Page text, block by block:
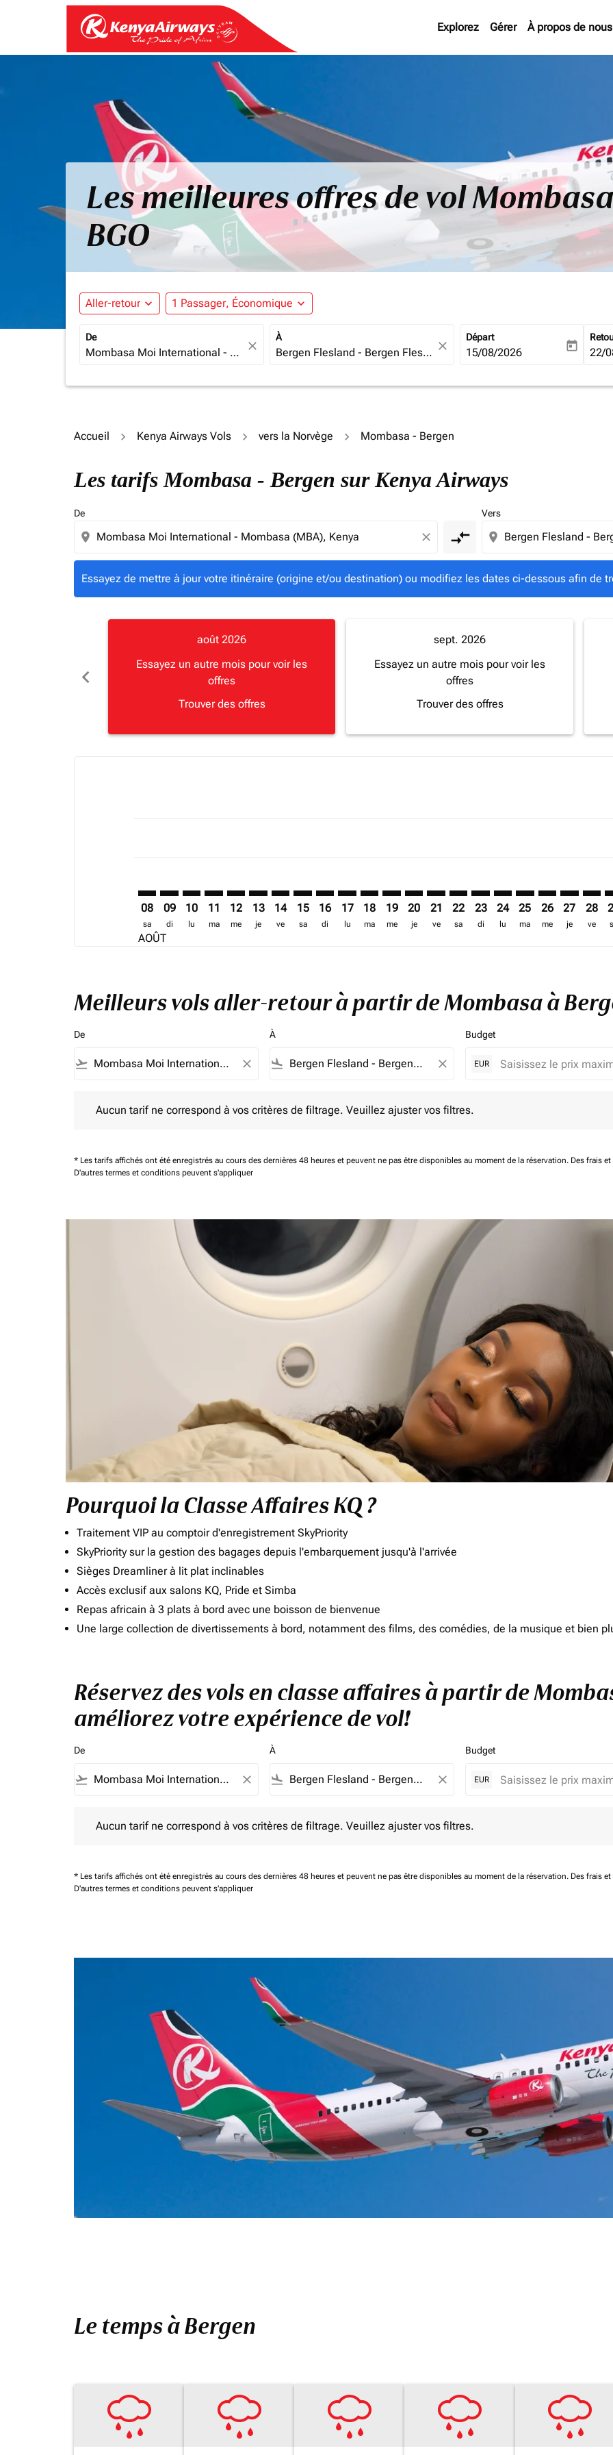
Explorez Gérer À propos de nous
Les meilleures offres de vol
BGO
Aller-retour expand_more 1 Passager, Économique expand_more
De
close
À
close
Départ
fc-booking-departure-date-
15/08/2026 today fc-
22/
Accueil Kenya Airways Vols vers la Norvège Mombasa - Bergen
Les tarifs Mombasa - Bergen sur Kenya Airways
De
location_on close compare_arrows
Vers
location_on
Essayez de mettre à jour votre itinéraire (origine et/ou destination) ou modifiez les dates ci-dessous afin de
Essayez de mettre à jour votre itinéraire (origine et/ou destination) ou modifiez les dates ci-dessous afin
chevron_left
août 2026
Essayez un autre mois pour voir les
offres
Trouver des offres
sept. 2026
Essayez un autre mois pour voir les
offres
Trouver des offres
08
sa
AOÛT
09
di
10
lu
11
ma
12
me
13
je
14
ve
15
sa
16
di
17
lu
18
ma
MBA–BGO: cmp-view-offers-disclaimer.
19
me
MBA–BGO: cmp-view-offers-disclaimer.
20
je
MBA–BGO: cmp-view-offers-
21
ve
MBA–BGO: cmp-view-offers-
22
sa
MBA–BGO: cmp-view-
23
di
MBA–BGO: cmp-
24
lu
MBA–BGO: cmp-
25
ma
MBA–BGO:
26
me
27
je
28
ve
Meilleurs vols aller-retour à partir de Mombasa à
De
flight_takeoff close
À
flight_land close
Budget
EUR
Aucun tarif ne correspond à vos critères de filtrage. Veuillez ajuster vos filtres.
* Les tarifs affichés ont été enregistrés au cours des dernières 48 heures et peuvent ne pas être disponibles au moment de la réservation. Des frais
D'autres termes et conditions peuvent s'appliquer
Pourquoi la Classe Affaires KQ ?
Traitement VIP au comptoir d'enregistrement SkyPriority
SkyPriority sur la gestion des bagages depuis l'embarquement jusqu'à l'arrivée
Sièges Dreamliner à lit plat inclinables
Accès exclusif aux salons KQ, Pride et Simba
Repas africain à 3 plats à bord avec une boisson de bienvenue
Une large collection de divertissements à bord, notamment des films, des comédies, de la musique et bien
Réservez des vols en classe affaires à partir de
améliorez votre expérience de vol!
De
flight_takeoff close
À
flight_land close
Budget
EUR
Aucun tarif ne correspond à vos critères de filtrage. Veuillez ajuster vos filtres.
* Les tarifs affichés ont été enregistrés au cours des dernières 48 heures et peuvent ne pas être disponibles au moment de la réservation. Des frais
D'autres termes et conditions peuvent s'appliquer
Le temps à Bergen